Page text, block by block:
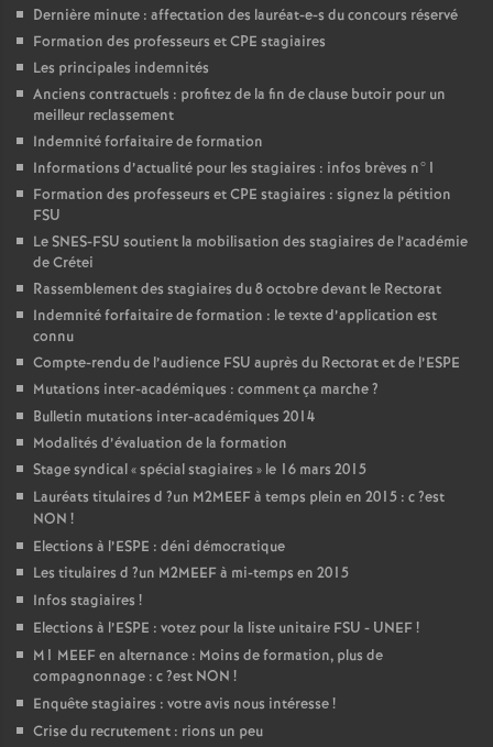
Dernière minute : affectation des lauréat-e-s du concours réservé
Formation des professeurs etCPE stagiaires
Les principales indemnités
Anciens contractuels : profitez de la fin de clause butoir pour un
meilleur reclassement
Indemnité forfaitaire de formation
Informations d’actualité pour les stagiaires : infos brèves n°1
Formation des professeurs etCPE stagiaires : signez la pétition
FSU
LeSNES-FSU soutient la mobilisation des stagiaires de l’académie
de Crétei
Rassemblement des stagiaires du 8 octobre devant le Rectorat
Indemnité forfaitaire de formation : le texte d’application est
connu
Compte-rendu de l’audience FSU auprès du Rectorat et de l’ESPE
Mutations inter-académiques : comment ça marche?
Bulletin mutations inter-académiques 2014
Modalités d’évaluation de la formation
Stage syndical «spécial stagiaires » le 16 mars 2015
Lauréats titulaires d ?un M2MEEFà temps plein en 2015 : c?est
NON !
Elections à l’ESPE : déni démocratique
Les titulaires d ?un M2MEEFà mi-temps en 2015
Infos stagiaires !
Elections à l’ESPE : votez pour la liste unitaire FSU - UNEF!
M1 MEEFen alternance : Moins de formation, plus de
compagnonnage : c?est NON !
Enquête stagiaires : votre avis nous intéresse!
Crise du recrutement : rions un peu